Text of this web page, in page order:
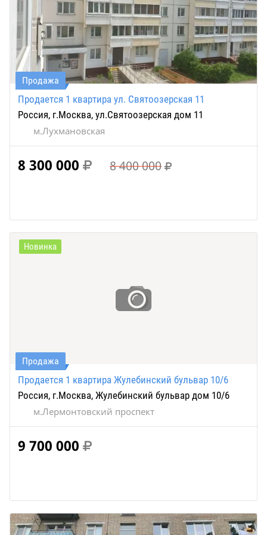
Продажа
Продается 1 квартира ул. Святоозерская 11
Россия, г.Москва, ул.Святоозерская дом 11
м.Лухмановская
8 300 000 8 400 000
Продажа
Продается 1 квартира Жулебинский бульвар 10/6
Россия, г.Москва, Жулебинский бульвар дом 10/6
м.Лермонтовский проспект
Новинка
9 700 000